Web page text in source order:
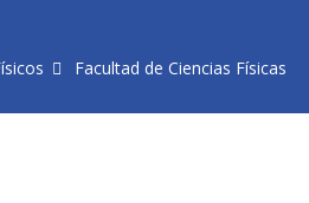
Facultad de Ciencias Físicas